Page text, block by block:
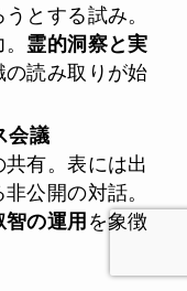
とする試み。
霊的洞察と実
の読み取りが始
会議
有。表には出
公開の対話。
の運用 を象徴